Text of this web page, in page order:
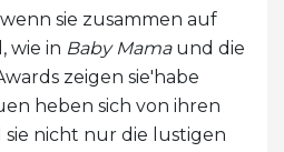
sie zusammen auf
wie in Baby Mamaund die
zeigen sie'habe
heben sich von ihren
sie nicht nur die lustigen